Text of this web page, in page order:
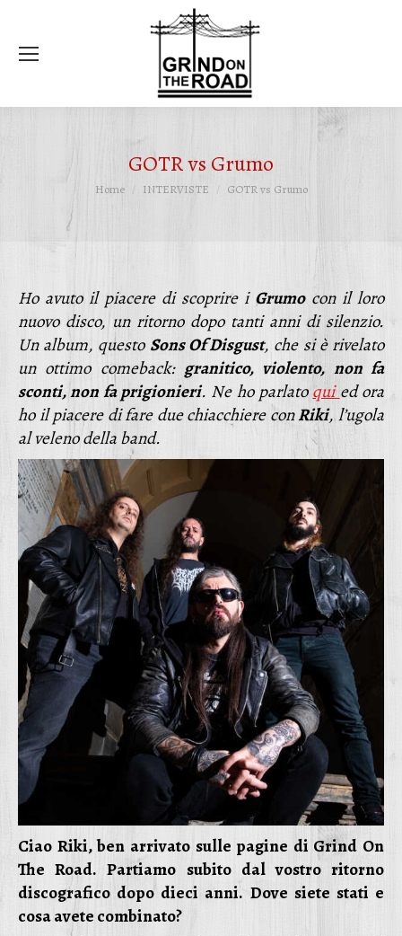
GOTR vs Grumo
Tu sei qui:
Home INTERVISTE GOTR vs Grumo
Ho avuto il piacere di scoprire i Grumocon il loro
nuovo disco, un ritorno dopo tanti anni di silenzio.
Un album, questo Sons Of Disgust, che si è rivelato
un ottimo comeback: granitico, violento, non fa
sconti, non fa prigionieri. Ne ho parlatoquied ora
ho il piacere di fare due chiacchiere conRiki, l’ugola
al veleno della band.
Ciao Riki, ben arrivato sulle pagine di Grind On
The Road.Partiamo subito dal vostro ritorno
discografico dopo dieci anni. Dove siete stati e
cosa avete combinato?